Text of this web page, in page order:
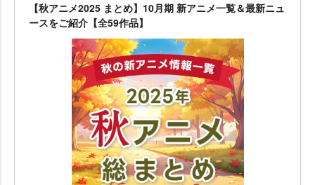
【秋アニメ2025 まとめ】10月期 新アニメ一覧＆最新ニュ
ースをご紹介【全59作品】